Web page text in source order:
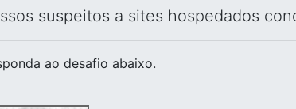
suspeitos a sites hospedados
ao desafio abaixo.